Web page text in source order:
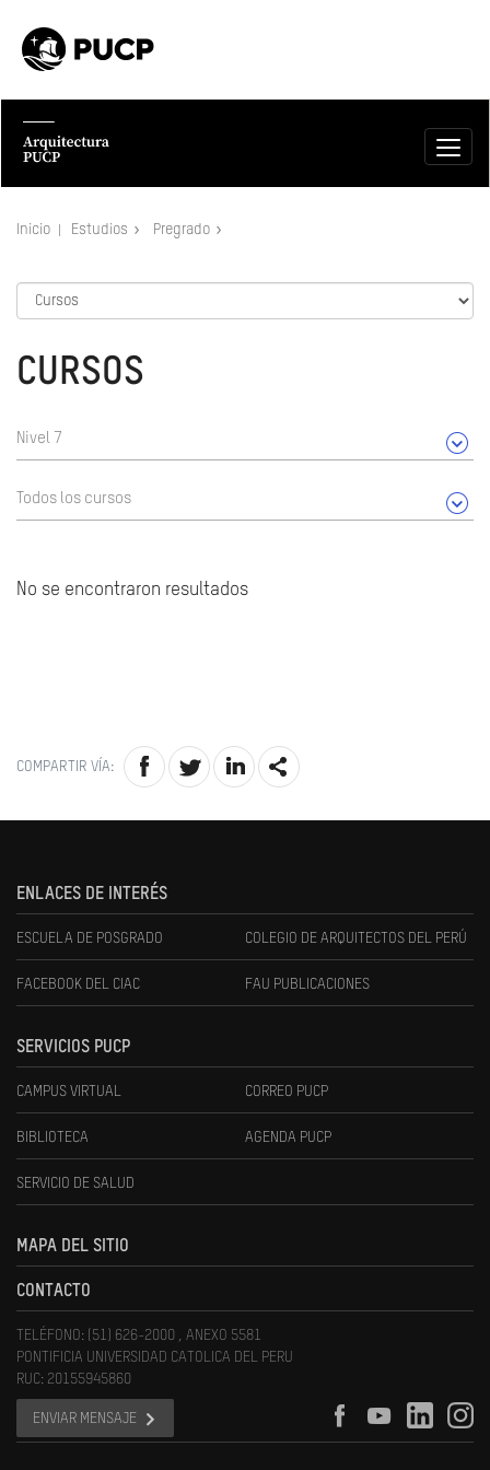
Inicio Estudios Pregrado
CURSOS
Nivel 7
Todos los cursos
No se encontraron resultados
COMPARTIR VÍA:
ENLACES DE INTERÉS
ESCUELA DE POSGRADO COLEGIO DE ARQUITECTOS DEL PERÚ
FACEBOOK DEL CIAC FAU PUBLICACIONES
SERVICIOS PUCP
CAMPUS VIRTUAL CORREO PUCP
BIBLIOTECA AGENDA PUCP
SERVICIO DE SALUD
MAPA DEL SITIO
CONTACTO
TELÉFONO: (51) 626-2000 , ANEXO 5581
PONTIFICIA UNIVERSIDAD CATOLICA DEL PERU
RUC: 20155945860
ENVIAR MENSAJE